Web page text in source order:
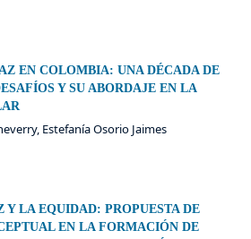
EN COLOMBIA: UNA DÉCADA DE
Y SU ABORDAJE EN LA
Estefanía Osorio Jaimes
Y LA EQUIDAD: PROPUESTA DE
EN LA FORMACIÓN DE